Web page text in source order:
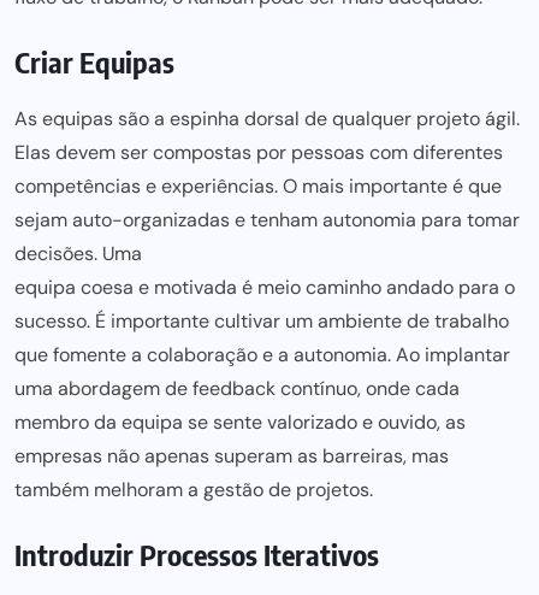
Criar Equipas
Asequipas são a espinha dorsal de qualquer projetoágil.
Elasdevem sercompostas por pessoas com diferentes
competências e experiências. O mais importante é que
sejam auto-organizadas e tenham autonomia para tomar
decisões. Uma
equipa coesa e motivada é meio caminho andado para o
sucesso. É importante cultivar umambiente de trabalho
que fomente a colaboração e a autonomia. Ao implantar
uma abordagem de feedback contínuo, onde cada
membro da equipa se sente valorizado e ouvido, as
empresas não apenas superam as barreiras, mas
também melhoram a gestão de projetos.
Introduzir Processos Iterativos